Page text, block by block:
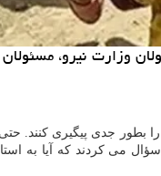
وزارت نیرو،
را بطور جدی پیگیری کنند.
می کردند که آیا به